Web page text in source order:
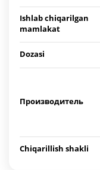
Ishlab chiqarilgan
mamlakat
Dozasi
Производитель
Chiqarillish shakli